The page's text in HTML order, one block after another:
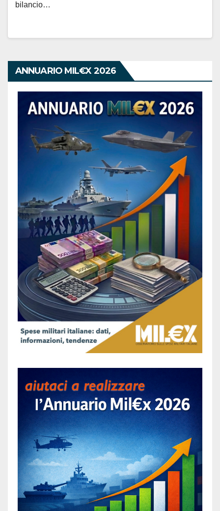
bilancio…
ANNUARIO MIL€X 2026